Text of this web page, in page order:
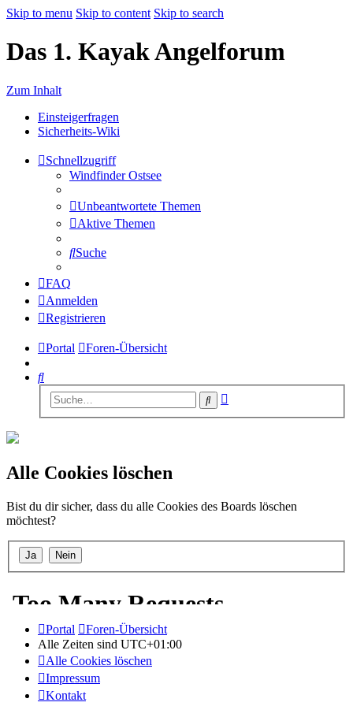
Skip to menu Skip to content Skip to search
Das 1. Kayak Angelforum
Zum Inhalt
Einsteigerfragen
Sicherheits-Wiki
Schnellzugriff
Windfinder Ostsee
Unbeantwortete Themen
Aktive Themen
Suche
FAQ
Anmelden
Registrieren
Portal Foren-Übersicht
Suche
Suche
Alle Cookies löschen
Bist du dir sicher, dass du alle Cookies des Boards löschen
möchtest?
Portal
Foren-Übersicht
Alle Zeiten sind UTC+01:00
Alle Cookies löschen
Impressum
Kontakt